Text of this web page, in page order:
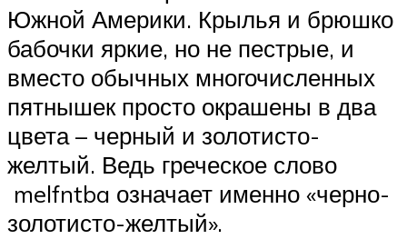
Южной Америки. Крылья и брюшко
бабочки яркие, но не пестрые, и
вместо обычных многочисленных
пятнышек просто окрашены в два
цвета – черный и золотисто-
желтый. Ведь греческое слово
melfntba означает именно «черно-
золотисто-желтый».